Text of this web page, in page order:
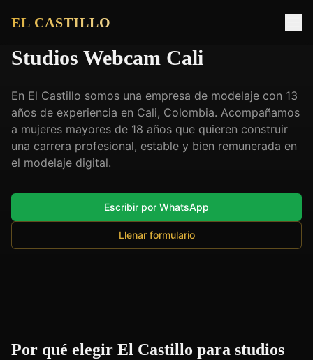
EL CASTILLO
Studios Webcam Cali
En El Castillo somos una empresa de modelaje con 13
años de experiencia en Cali, Colombia. Acompañamos
a mujeres mayores de 18 años que quieren construir
una carrera profesional, estable y bien remunerada en
el modelaje digital.
Escribir por WhatsApp
Llenar formulario
Por qué elegir El Castillo para studios